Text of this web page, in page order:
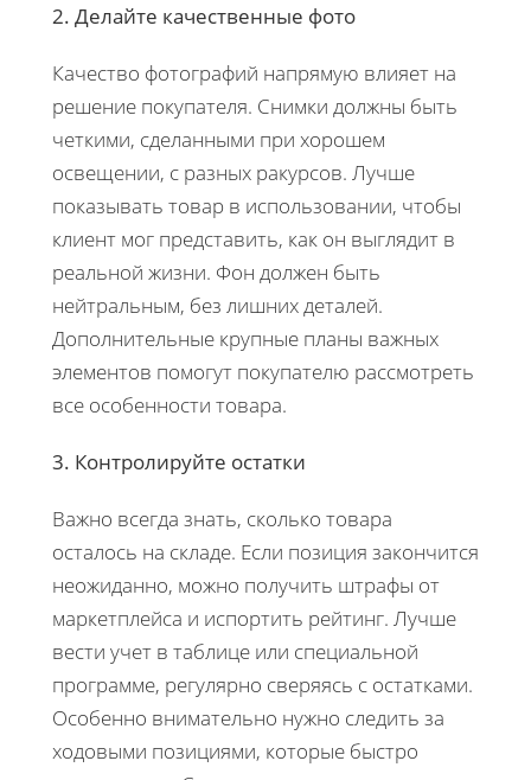
2. Делайте качественные фото
Качество фотографий напрямую влияет на
решение покупателя. Снимки должны быть
четкими, сделанными при хорошем
освещении, с разных ракурсов. Лучше
показывать товар в использовании, чтобы
клиент мог представить, как он выглядит в
реальной жизни. Фон должен быть
нейтральным, без лишних деталей.
Дополнительные крупные планы важных
элементов помогут покупателю рассмотреть
все особенности товара.
3. Контролируйте остатки
Важно всегда знать, сколько товара
осталось на складе. Если позиция закончится
неожиданно, можно получить штрафы от
маркетплейса и испортить рейтинг. Лучше
вести учет в таблице или специальной
программе, регулярно сверяясь с остатками.
Особенно внимательно нужно следить за
ходовыми позициями, которые быстро